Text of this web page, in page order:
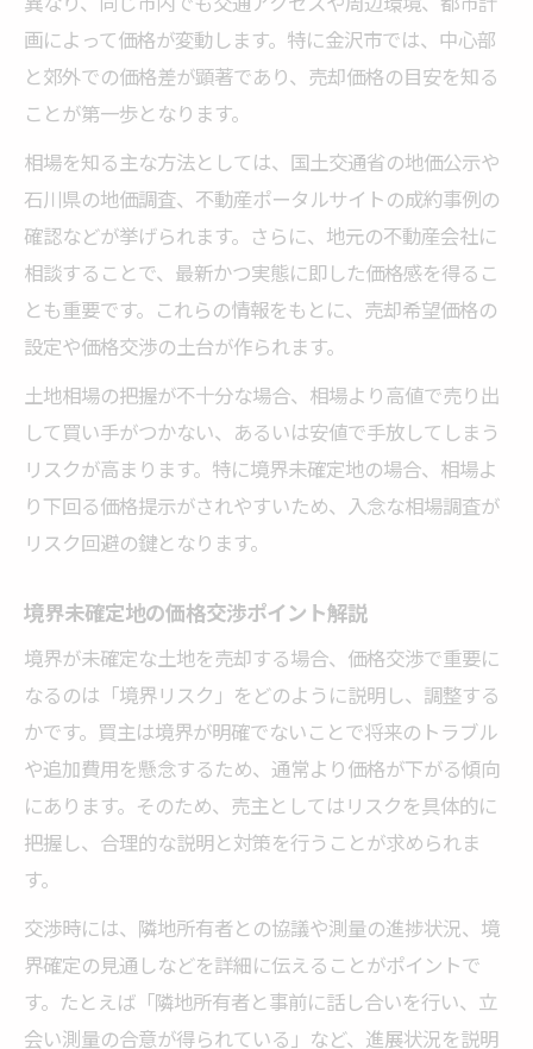
画によって価格が変動します。特に金沢市では、中心部
と郊外での価格差が顕著であり、売却価格の目安を知る
ことが第一歩となります。
相場を知る主な方法としては、国土交通省の地価公示や
石川県の地価調査、不動産ポータルサイトの成約事例の
確認などが挙げられます。さらに、地元の不動産会社に
相談することで、最新かつ実態に即した価格感を得るこ
とも重要です。これらの情報をもとに、売却希望価格の
設定や価格交渉の土台が作られます。
土地相場の把握が不十分な場合、相場より高値で売り出
して買い手がつかない、あるいは安値で手放してしまう
リスクが高まります。特に境界未確定地の場合、相場よ
り下回る価格提示がされやすいため、入念な相場調査が
リスク回避の鍵となります。
境界未確定地の価格交渉ポイント解説
境界が未確定な土地を売却する場合、価格交渉で重要に
なるのは「境界リスク」をどのように説明し、調整する
かです。買主は境界が明確でないことで将来のトラブル
や追加費用を懸念するため、通常より価格が下がる傾向
にあります。そのため、売主としてはリスクを具体的に
把握し、合理的な説明と対策を行うことが求められま
す。
交渉時には、隣地所有者との協議や測量の進捗状況、境
界確定の見通しなどを詳細に伝えることがポイントで
す。たとえば「隣地所有者と事前に話し合いを行い、立
会い測量の合意が得られている」など、進展状況を説明